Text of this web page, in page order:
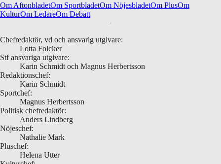
Om AftonbladetOm SportbladetOm NöjesbladetOm PlusOm
KulturOm LedareOm Debatt
Chefredaktör, vd och ansvarig utgivare:
Lotta Folcker
Stf ansvariga utgivare:
Karin Schmidt och Magnus Herbertsson
Redaktionschef:
Karin Schmidt
Sportchef:
Magnus Herbertsson
Politisk chefredaktör:
Anders Lindberg
Nöjeschef:
Nathalie Mark
Pluschef:
Helena Utter